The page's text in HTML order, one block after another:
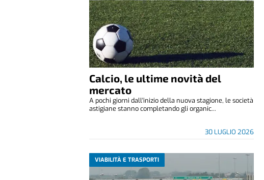
Calcio, le ultime novità del
mercato
30 LUGLIO 2026
A pochi giorni dall'inizio della nuova stagione, le società
astigiane stanno completando gli organic...
VIABILITÀ E TRASPORTI